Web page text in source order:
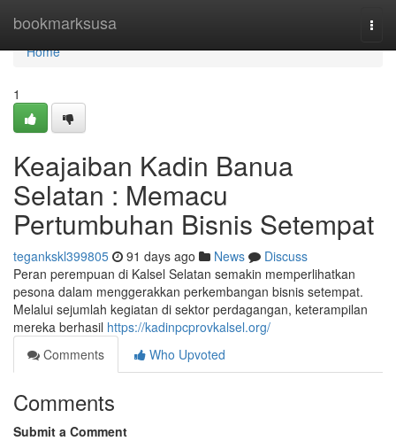
bookmarksusa
Home
Home
1
Keajaiban Kadin Banua
Selatan : Memacu
Pertumbuhan Bisnis Setempat
tegankskl399805 91 days ago News
Discuss
Peran perempuan di Kalsel Selatan semakin memperlihatkan
pesona dalam menggerakkan perkembangan bisnis setempat.
Melalui sejumlah kegiatan di sektor perdagangan, keterampilan
mereka berhasil https://kadinpcprovkalsel.org/
Comments
Who Upvoted
Comments
Submit a Comment